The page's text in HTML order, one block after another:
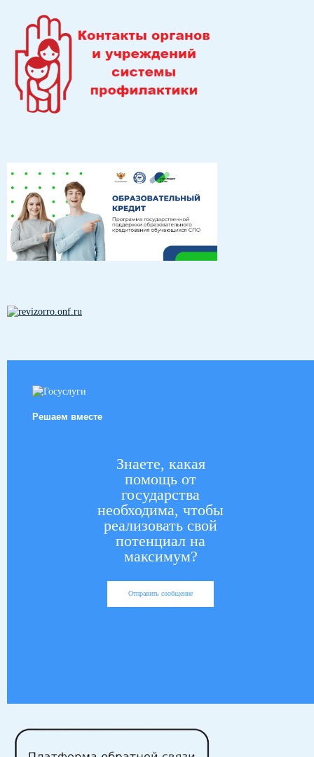
Решаем вместе
Знаете, какая
помощь от
государства
необходима, чтобы
реализовать свой
потенциал на
максимум?
Отправить сообщение